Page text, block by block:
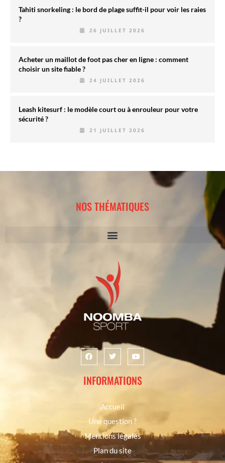
Tahiti snorkeling : le bord de plage suffit-il pour voir les raies
?
26 JUILLET 2026
Acheter un maillot de foot pas cher en ligne : comment
choisir un site fiable ?
24 JUILLET 2026
Leash kitesurf : le modèle court ou à enrouleur pour votre
sécurité ?
21 JUILLET 2026
NOS THÉMATIQUES
INFORMATIONS
Accueil
Une question ?
Mentions légales
Plan du site